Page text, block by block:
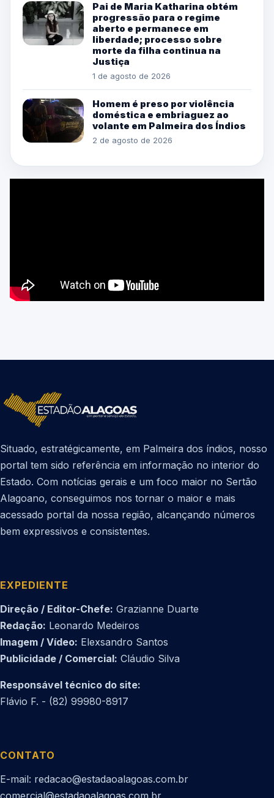
Pai de Maria Katharina obtém
progressão para o regime
aberto e permanece em
liberdade; processo sobre
morte da filha continua na
Justiça
1 de agosto de 2026
Homem é preso por violência
doméstica e embriaguez ao
volante em Palmeira dos Índios
2 de agosto de 2026
Situado, estratégicamente, em Palmeira dos índios, nosso
portal tem sido referência em informação no interior do
Estado. Com notícias gerais e um foco maior no Sertão
Alagoano, conseguimos nos tornar o maior e mais
acessado portal da nossa região, alcançando números
bem expressivos e consistentes.
EXPEDIENTE
Direção / Editor-Chefe: Grazianne Duarte
Redação: Leonardo Medeiros
Imagem / Vídeo: Elexsandro Santos
Publicidade / Comercial: Cláudio Silva
Responsável técnico do site:
Flávio F. - (82) 99980-8917
CONTATO
E-mail: redacao@estadaoalagoas.com.br